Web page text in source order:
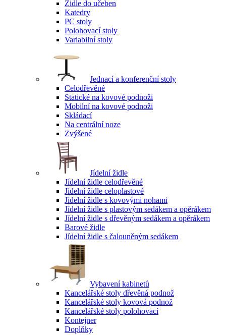
Židle do učeben
Katedry
PC stoly
Polohovací stoly
Variabilní stoly
Jednací a konferenční stoly
Celodřevěné
Statické na kovové podnoži
Mobilní na kovové podnoži
Skládací
Na centrální noze
Zvýšené
Jídelní židle
Jídelní židle celodřevěné
Jídelní židle celoplastové
Jídelní židle s kovovými nohami
Jídelní židle s plastovým sedákem a opěrákem
Jídelní židle s dřevěným sedákem a opěrákem
Barové židle
Jídelní židle s čalouněným sedákem
Vybavení kabinetů
Kancelářské stoly dřevěná podnož
Kancelářské stoly kovová podnož
Kancelářské stoly polohovací
Kontejner
Doplňky